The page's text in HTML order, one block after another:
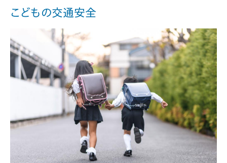
こどもの交通安全